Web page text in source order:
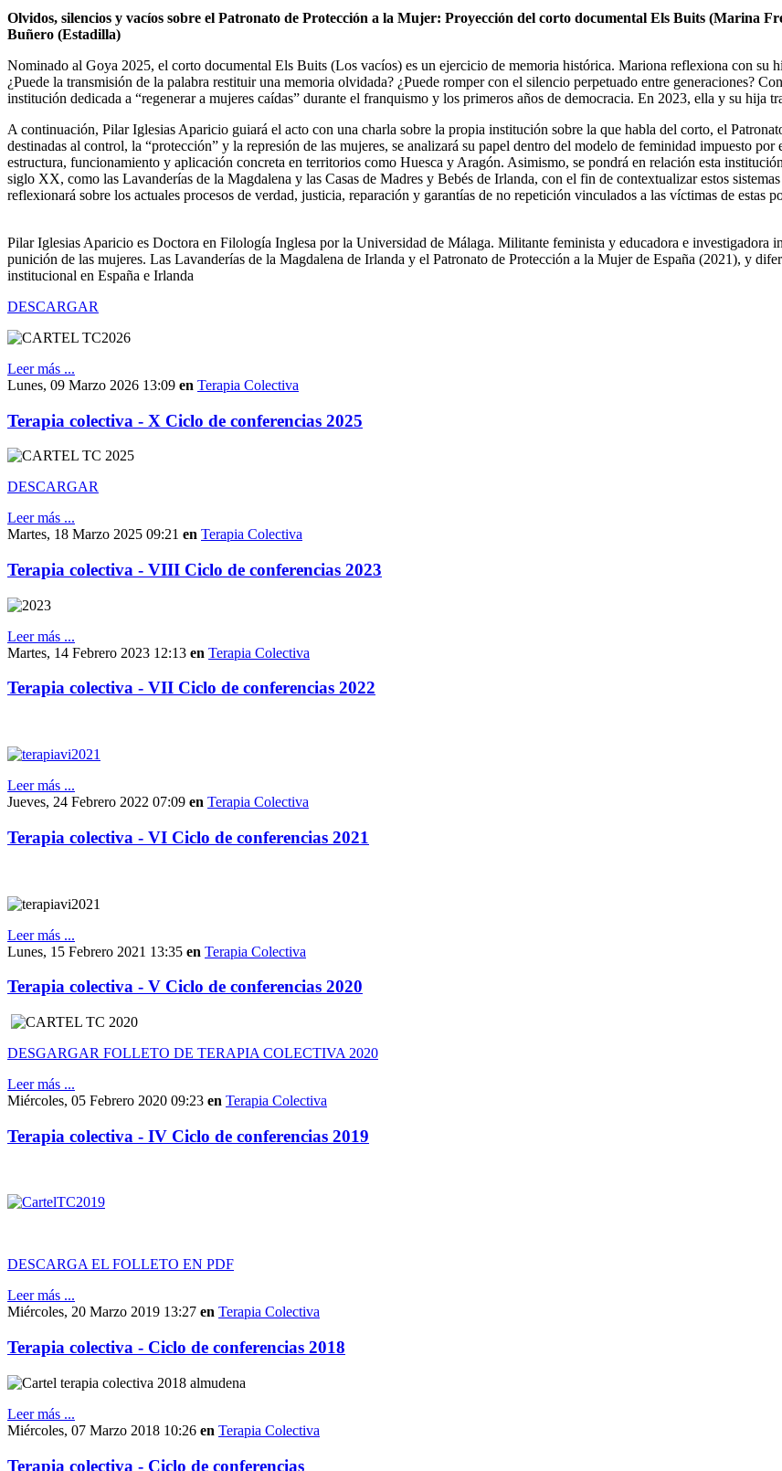
Olvidos, silencios y vacíos sobre el Patronato de Protección a la Mujer: Proyección del corto documental Els Buits (Marina
Buñero (Estadilla)
Nominado al Goya 2025, el corto documental Els Buits (Los vacíos) es un ejercicio de memoria histórica. Mariona reflexiona con su
¿Puede la transmisión de la palabra restituir una memoria olvidada? ¿Puede romper con el silencio perpetuado entre generaciones?
institución dedicada a “regenerar a mujeres caídas” durante el franquismo y los primeros años de democracia. En 2023, ella y su hija
A continuación, Pilar Iglesias Aparicio guiará el acto con una charla sobre la propia institución sobre la que habla del corto, el
destinadas al control, la “protección” y la represión de las mujeres, se analizará su papel dentro del modelo de feminidad impuesto
estructura, funcionamiento y aplicación concreta en territorios como Huesca y Aragón. Asimismo, se pondrá en relación esta
siglo XX, como las Lavanderías de la Magdalena y las Casas de Madres y Bebés de Irlanda, con el fin de contextualizar estos
reflexionará sobre los actuales procesos de verdad, justicia, reparación y garantías de no repetición vinculados a las víctimas de estas
Pilar Iglesias Aparicio es Doctora en Filología Inglesa por la Universidad de Málaga. Militante feminista y educadora e investigadora
punición de las mujeres. Las Lavanderías de la Magdalena de Irlanda y el Patronato de Protección a la Mujer de España (2021), y
institucional en España e Irlanda
DESCARGAR
Leer más ...
Lunes, 09 Marzo 2026 13:09 en Terapia Colectiva
Terapia colectiva - X Ciclo de conferencias 2025
DESCARGAR
Leer más ...
Martes, 18 Marzo 2025 09:21 en Terapia Colectiva
Terapia colectiva - VIII Ciclo de conferencias 2023
Leer más ...
Martes, 14 Febrero 2023 12:13 en Terapia Colectiva
Terapia colectiva - VII Ciclo de conferencias 2022
Leer más ...
Jueves, 24 Febrero 2022 07:09 en Terapia Colectiva
Terapia colectiva - VI Ciclo de conferencias 2021
Leer más ...
Lunes, 15 Febrero 2021 13:35 en Terapia Colectiva
Terapia colectiva - V Ciclo de conferencias 2020
DESGARGAR FOLLETO DE TERAPIA COLECTIVA 2020
Leer más ...
Miércoles, 05 Febrero 2020 09:23 en Terapia Colectiva
Terapia colectiva - IV Ciclo de conferencias 2019
DESCARGA EL FOLLETO EN PDF
Leer más ...
Miércoles, 20 Marzo 2019 13:27 en Terapia Colectiva
Terapia colectiva - Ciclo de conferencias 2018
Leer más ...
Miércoles, 07 Marzo 2018 10:26 en Terapia Colectiva
Terapia colectiva - Ciclo de conferencias